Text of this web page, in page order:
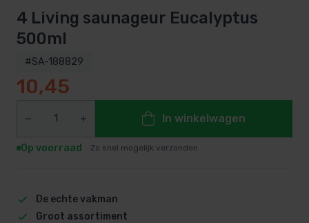
4 Living saunageur Eucalyptus
500ml
#SA-188829
10,45
In winkelwagen
Op voorraad Zo snel mogelijk verzonden
De echte vakman
Groot assortiment